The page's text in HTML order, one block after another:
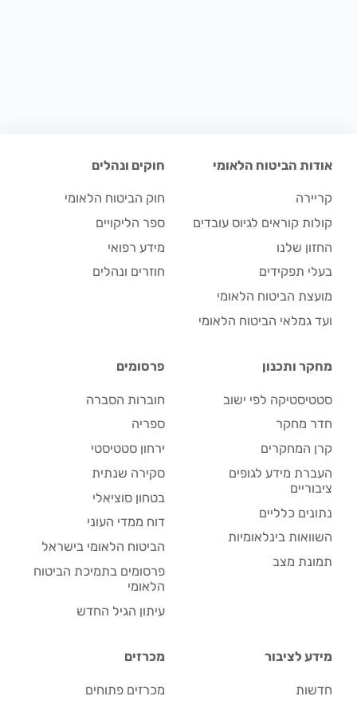
אודות הביטוח הלאומי
קריירה
קולות קוראים לגיוס עובדים
החזון שלנו
בעלי תפקידים
מועצת הביטוח הלאומי
ועד גמלאי הביטוח הלאומי
חוקים ונהלים
חוק הביטוח הלאומי
ספר הליקויים
מידע רפואי
חוזרים ונהלים
מחקר ותכנון
סטטיסטיקה לפי ישוב
חדר מחקר
קרן המחקרים
העברת מידע לגופים
ציבוריים
נתונים כלליים
השוואות בינלאומיות
תמונת מצב
פרסומים
חוברות הסברה
ספריה
ירחון סטטיסטי
סקירה שנתית
בטחון סוציאלי
דוח ממדי העוני
הביטוח הלאומי בישראל
פרסומים בתמיכת הביטוח
הלאומי
עיתון הגיל החדש
מידע לציבור
חדשות
מכרזים
מכרזים פתוחים